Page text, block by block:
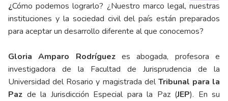
¿Cómo podemos lograrlo? ¿Nuestro marco legal, nuestras
instituciones y la sociedad civil del país están preparados
para aceptar un desarrollo diferente al que conocemos?
Gloria Amparo Rodríguez es abogada, profesora e
investigadora de la Facultad de Jurisprudencia de la
Universidad del Rosario y magistrada delTribunal para la
Paz de la Jurisdicción Especial para la Paz (JEP). En su